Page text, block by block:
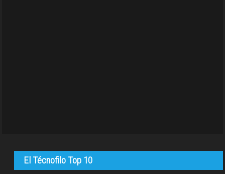
El Técnofilo Top 10